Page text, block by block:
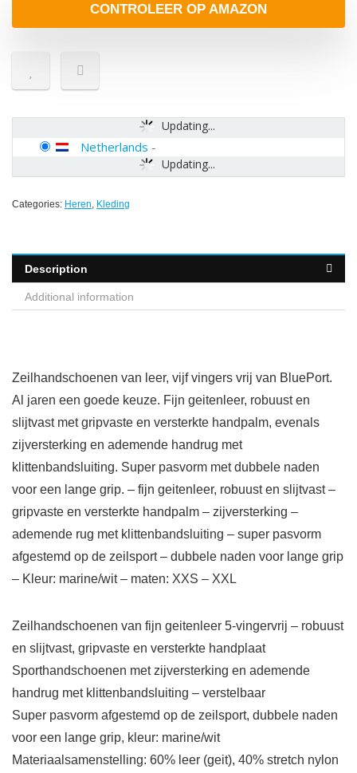
CONTROLEER OP AMAZON
Updating...
Updating...
Netherlands -
Categories: Heren, Kleding
Description
Additional information
Zeilhandschoenen van leer, vijf vingers vrij van BluePort.
Al jaren een goede keuze. Fijn geitenleer, robuust en
slijtvast met gripvaste en versterkte handpalm, evenals
zijversterking en ademende handrug met
klittenbandsluiting. Super pasvorm met dubbele naden
voor een lange grip. – fijn geitenleer, robuust en slijtvast –
gripvaste en versterkte handpalm – zijversterking –
ademende rug met klittenbandsluiting – super pasvorm
afgestemd op de zeilsport – dubbele naden voor lange grip
– Kleur: marine/wit – maten: XXS – XXL
Zeilhandschoenen van fijn geitenleer 5-vingervrij – robuust
en slijtvast, gripvaste en versterkte handplaat
Sporthandschoenen met zijversterking en ademende
handrug met klittenbandsluiting – verstelbaar
Super pasvorm afgestemd op de zeilsport, dubbele naden
voor een lange grip, kleur: marine/wit
Materiaalsamenstelling: 60% leer (geit), 40% stretch nylon